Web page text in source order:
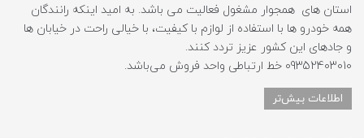
استان های همجوار مشغول فعالیت می باشد. به امید اینکه رانندگان
همه خودرو ها با استفاده از لوازم با کیفیت، با خیالی راحت در خیابان ها
و جادهای این کشور عزیز تردد کنند.
09352403010 خط ارتباطی واحد فروش می‌باشد.
اطلاعات بیش‌تر